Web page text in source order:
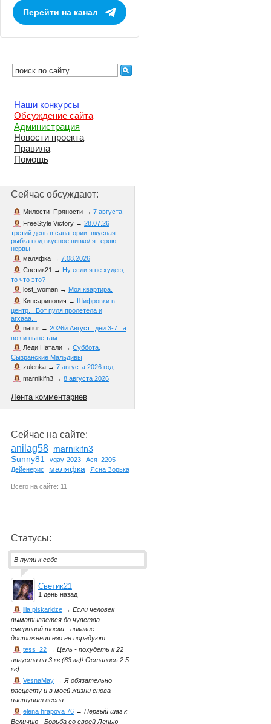
Перейти на канал
Наши конкурсы
Обсуждение сайта
Администрация
Новости проекта
Правила
Помощь
Сейчас обсуждают:
Милости_Пряности → 7 августа
FreeStyle Victory → 28.07.26
третий день в санатории. вкусная
рыбка под вкусное пивко/ я теряю
нервы
маляфка → 7.08.2026
Светик21 → Ну если я не худею,
то что это?
lost_woman → Моя квартира.
Кинсаринович → Шифровки в
центр... Вот пуля пролетела и
агхааа...
natiur → 2026й Август...дни 3-7...а
воз и ныне там...
Леди Натали → Суббота,
Сызранские Мальдивы
zulenka → 7 августа 2026 год
marnikifn3 → 8 августа 2026
Лента комментариев
Сейчас на сайте:
anilag58 marnikifn3
Sunny81
vgay-2023
Ася_2205
Дейенерис
маляфка Ясна Зорька
Всего на сайте: 11
Статусы:
В пути к себе
Светик21
1 день назад
lila piskaridze → Если человек
выматывается до чувства
смертной тоски - никакие
достижения его не порадуют.
tess_22 → Цель - похудеть к 22
августа на 3 кг (63 кг)! Осталось 2.5
кг)
VesnaMay →Я обязательно
расцвету и в моей жизни снова
наступит весна.
elena hrapova 76 → Первый шаг к
Величию - Борьба со своей Ленью